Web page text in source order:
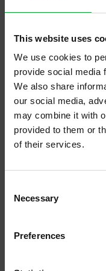
This website uses
We use cookies to
provide social media
We also share
our social media,
may combine it with
provided to them or
of their services.
Selection
Necessary
Preferences
sessantina di tipi
di pasticceria,
e una di pizze,
vendita sparsi
a garantire un
servono per
prodotti prima
produttivo per il
panificioe
Sandro,
ISCRIVITI
Resta aggiornato